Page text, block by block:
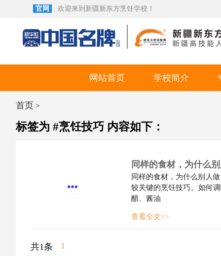
官网 欢迎来到新疆新东方烹饪学校！
网站首页 学校简介
首页 >
标签为 #烹饪技巧 内容如下：
同样的食材，为什么
同样的食材，为什么别人
较关键的烹饪技巧。如何
醋、酱油
查看全文>>
共1条 1